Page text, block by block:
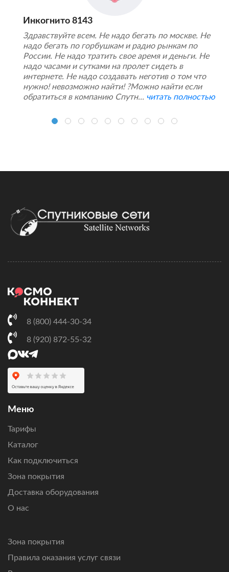
Инкогнито 8143
Здравствуйте всем. Не надо бегать по москве. Не
надо бегать по горбушкам и радио рынкам по
России. Не надо тратить свое аремя и деньги. Не
надо часами и сутками на пролет сидеть в
интернете. Не надо создавать неготив о том что
нужно! невозможно найти! ?Можно найти если
обратиться в компанию Спутн... читать полностью
8 (800) 444-30-34
8 (920) 872-55-32
Меню
Тарифы
Каталог
Как подключиться
Зона покрытия
Доставка оборудования
О нас
Зона покрытия
Правила оказания услуг связи